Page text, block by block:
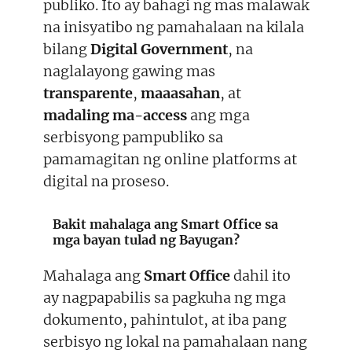
publiko. Ito ay bahagi ng mas malawak
na inisyatibo ng pamahalaan na kilala
bilangDigital Government, na
naglalayong gawing mas
transparente, maaasahan, at
madaling ma-access ang mga
serbisyong pampubliko sa
pamamagitan ng online platforms at
digital na proseso.
Bakit mahalaga ang Smart Office sa
mga bayan tulad ng Bayugan?
Mahalaga ang Smart Officedahil ito
ay nagpapabilis sa pagkuha ng mga
dokumento, pahintulot, at iba pang
serbisyo ng lokal na pamahalaan nang